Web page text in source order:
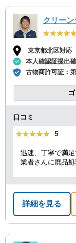
クリーン
★★★★★
★★★★★
東京都北区対応
本人確認証提出
古物商許可証：
口コミ
★★★★★
★★★★★ 5
迅速、丁寧で満
業者さんに廃品
たことがありま
詳細を見る